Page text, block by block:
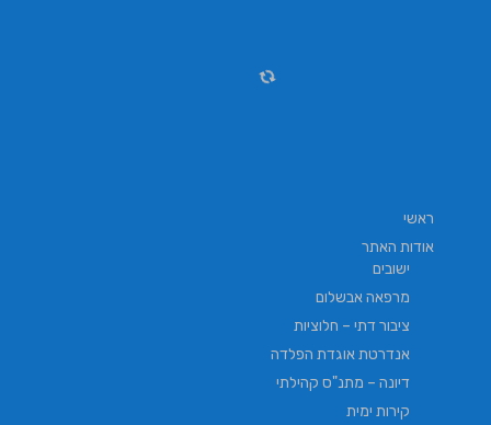
ראשי
אודות האתר
ישובים
מרפאה אבשלום
ציבור דתי – חלוציות
אנדרטת אוגדת הפלדה
דיונה – מתנ"ס קהילתי
קירות ימית